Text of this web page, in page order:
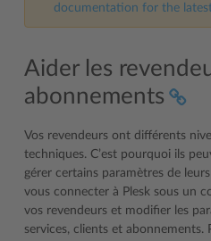
documentation for the
Aider les
abonnements
Vos revendeurs ont différents
techniques. C’est pourquoi ils
gérer certains paramètres de
vous connecter à Plesk sous un
vos revendeurs et modifier les
services, clients et abonnements.